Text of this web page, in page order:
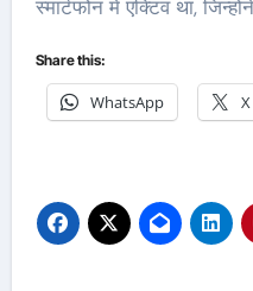
स्मार्टफोन में एक्टिव था,
Share this:
WhatsApp X